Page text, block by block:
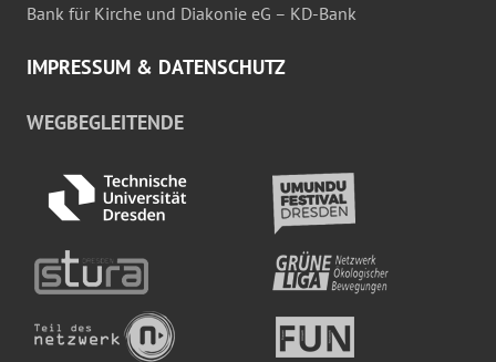
Bank für Kirche und Diakonie eG – KD-Bank
IMPRESSUM & DATENSCHUTZ
WEGBEGLEITENDE